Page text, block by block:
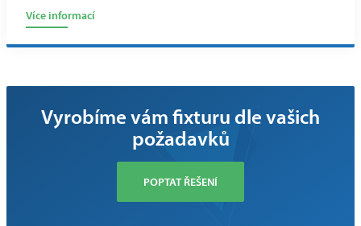
Více informací
Vyrobíme vám fixturu dle vašich
požadavků
POPTAT ŘEŠENÍ